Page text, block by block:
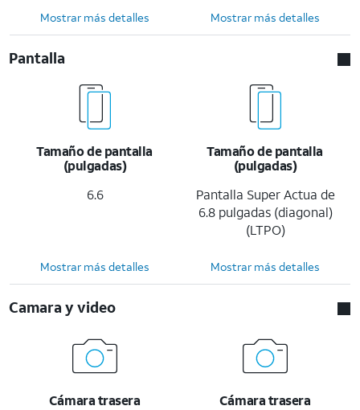
Mostrar más detalles Mostrar más detalles
Pantalla
Tamaño de pantalla
(pulgadas)
6.6
Tamaño de pantalla
(pulgadas)
Pantalla Super Actua de
6.8 pulgadas (diagonal)
(LTPO)
Mostrar más detalles Mostrar más detalles
Camara y video
Cámara trasera
Cámara trasera